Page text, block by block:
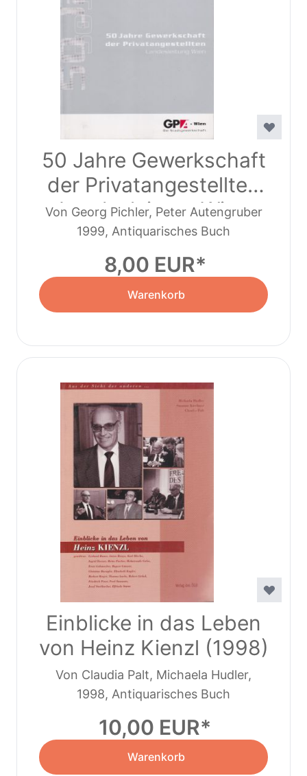
50 Jahre Gewerkschaft
der Privatangestellten
Landesleitung Wien
(1999)
Von Georg Pichler, Peter Autengruber
1999, Antiquarisches Buch
8,00 EUR
Warenkorb
Einblicke in das Leben
von Heinz Kienzl (1998)
Von Claudia Palt, Michaela Hudler,
Susanne Kirchner
1998, Antiquarisches Buch
10,00 EUR
Warenkorb